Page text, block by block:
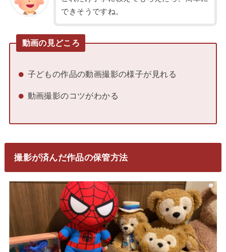
できそうですね。
動画の見どころ
子どもの作品の動画撮影の様子が見れる
動画撮影のコツがわかる
撮影が済んだ作品の保管方法